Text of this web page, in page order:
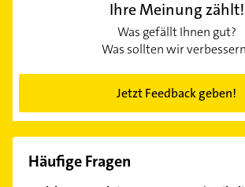
Ihre Meinung zählt!
Was gefällt Ihnen gut?
Was sollten wir
Jetzt Feedback geben!
Häufige Fragen